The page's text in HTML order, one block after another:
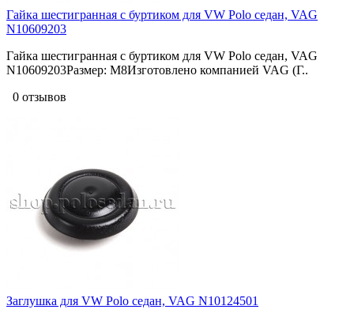
Гайка шестигранная с буртиком для VW Polo седан, VAG
N10609203
Гайка шестигранная с буртиком для VW Polo седан, VAG
N10609203Размер: M8Изготовлено компанией VAG (Г..
0 отзывов
Заглушка для VW Polo седан, VAG N10124501